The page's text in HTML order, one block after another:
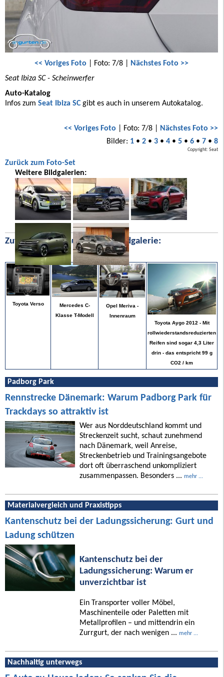
<< Voriges Foto | Foto: 7/8 | Nächstes Foto >>
Seat Ibiza SC - Scheinwerfer
Auto-Katalog
Infos zum Seat Ibiza SC gibt es auch in unserem Autokatalog.
<< Voriges Foto | Foto: 7/8 | Nächstes Foto >>
Bilder: 1• 2• 3• 4• 5• 6• 7• 8
Copyright: Seat
Zurück zum Foto-Set
Weitere Bildgalerien:
Zufällige Bilder aus unserer Bildgalerie:
Toyota Verso
Mercedes C-
Klasse T-Modell
Opel Meriva -
Innenraum
Toyota Aygo 2012 - Mit
rollwiederstandsreduzierten
Reifen sind sogar 4,3 Liter
drin - das entspricht 99 g
CO2 / km
Padborg Park
Rennstrecke Dänemark: Warum Padborg Park für
Trackdays so attraktiv ist
Wer aus Norddeutschland kommt und
Streckenzeit sucht, schaut zunehmend
nach Dänemark, weil Anreise,
Streckenbetrieb und Trainingsangebote
dort oft überraschend unkompliziert
zusammenpassen. Besonders ... mehr ...
Materialvergleich und Praxistipps
Kantenschutz bei der Ladungssicherung: Gurt und
Ladung schützen
Kantenschutz bei der
Ladungssicherung: Warum er
unverzichtbar ist
Ein Transporter voller Möbel,
Maschinenteile oder Paletten mit
Metallprofilen – und mittendrin ein
Zurrgurt, der nach wenigen ... mehr ...
Nachhaltig unterwegs